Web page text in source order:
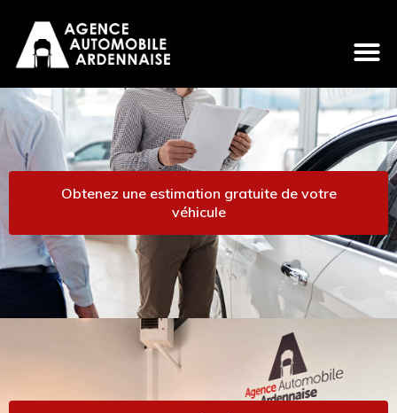
Obtenez une estimation gratuite de votre
véhicule